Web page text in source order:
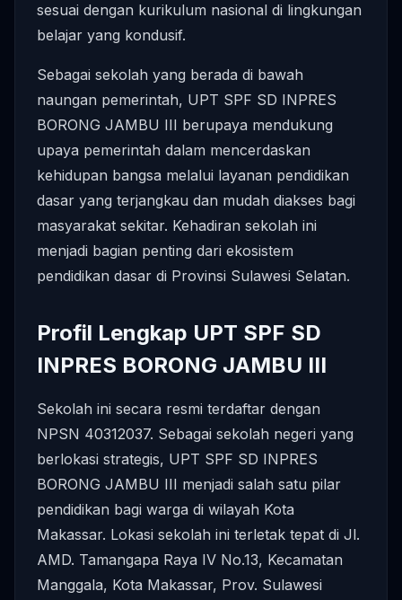
sesuai dengan kurikulum nasional di lingkungan
belajar yang kondusif.
Sebagai sekolah yang berada di bawah
naungan pemerintah, UPT SPF SD INPRES
BORONG JAMBU III berupaya mendukung
upaya pemerintah dalam mencerdaskan
kehidupan bangsa melalui layanan pendidikan
dasar yang terjangkau dan mudah diakses bagi
masyarakat sekitar. Kehadiran sekolah ini
menjadi bagian penting dari ekosistem
pendidikan dasar di Provinsi Sulawesi Selatan.
Profil Lengkap UPT SPF SD
INPRES BORONG JAMBU III
Sekolah ini secara resmi terdaftar dengan
NPSN 40312037. Sebagai sekolah negeri yang
berlokasi strategis, UPT SPF SD INPRES
BORONG JAMBU III menjadi salah satu pilar
pendidikan bagi warga di wilayah Kota
Makassar. Lokasi sekolah ini terletak tepat di Jl.
AMD. Tamangapa Raya IV No.13, Kecamatan
Manggala, Kota Makassar, Prov. Sulawesi